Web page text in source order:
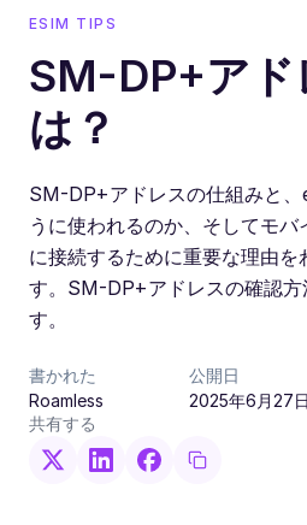
ESIM TIPS
SM-DP+アド
は？
SM-DP+アドレスの仕組みと
うに使われるのか、そしてモ
に接続するために重要な理由を
す。SM-DP+アドレスの確認方
す。
書かれた
Roamless
公開日
2025年6月27日
共有する